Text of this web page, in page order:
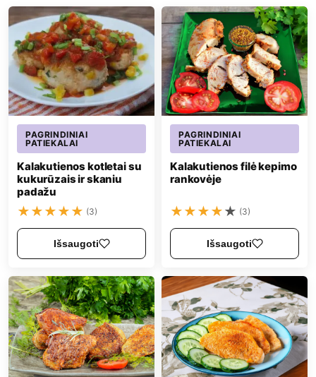
PAGRINDINIAI
PATIEKALAI
Kalakutienos kotletai su
kukurūzais ir skaniu
padažu
★★★★★ (3)
Išsaugoti
PAGRINDINIAI
PATIEKALAI
Kalakutienos filė kepimo
rankovėje
★★★★★ (3)
Išsaugoti